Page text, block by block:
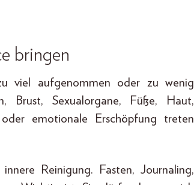
bringen
viel aufgenommen oder zu wenig
Brust, Sexualorgane, Füße, Haut,
oder emotionale Erschöpfung treten
Reinigung. Fasten, Journaling,